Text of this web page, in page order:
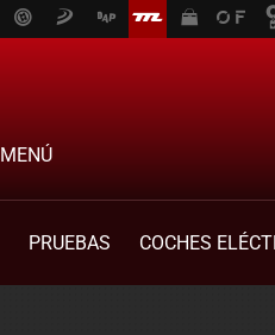
MENÚ
PRUEBAS COCHES